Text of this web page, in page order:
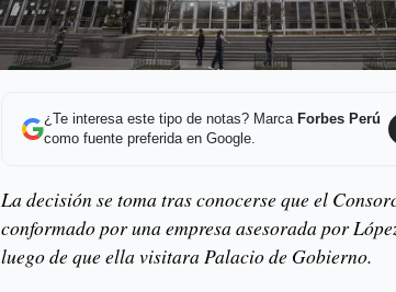
¿Te interesa este tipo de notas? Marca Forbes Perú
como fuente preferida en Google.
La decisión se toma tras conocerse que el
conformado por una empresa asesorada por
luego de que ella visitara Palacio de Gobierno.